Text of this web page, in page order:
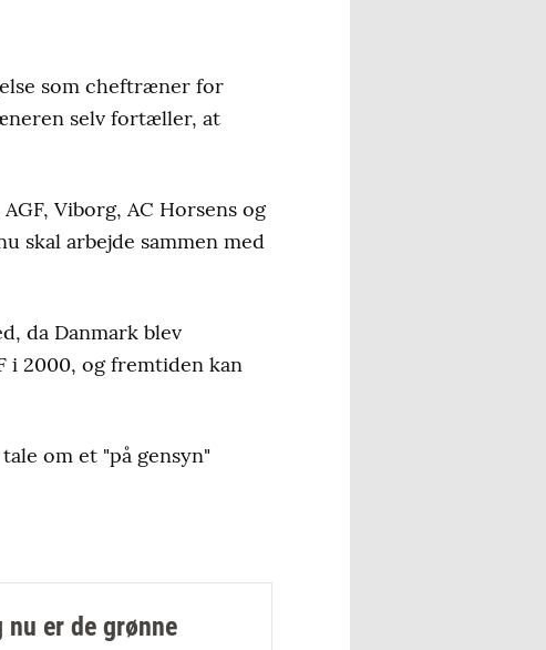
som cheftræner for
selv fortæller, at
Viborg, AC Horsens og
skal arbejde sammen med
da Danmark blev
i 2000, og fremtiden kan
om et "på gensyn"
er de grønne